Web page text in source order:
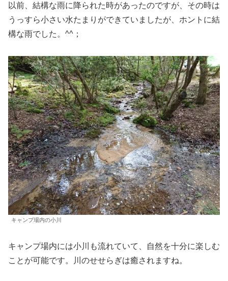
以前、結構な雨に降られた時があったのですが、その時は
うっすら小さい水たまりができていましたが、ホントに結
構な雨でした。^^；
キャンプ場内の小川
キャンプ場内には小川も流れていて、自然を十分に楽しむ
ことが可能です。川のせせらぎは癒されますね。